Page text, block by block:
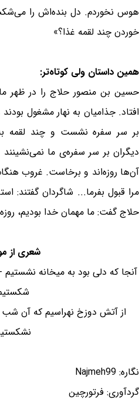
هوس نخوردم. دل بنده‌اش را
خوردن چند لقمه غذا؟»
همین داستان ولی کوتاه‌تر:
حسین بن منصور حلاج را در ظهر
افتاد. جذامیان به نهار مشغول
بر سر سفره نشست و چند لقمه
دیگران بر سر سفره‌ی ما
آن‌ها روزه‌اند و برخاست. غروب
مرا قبول بفرما... شاگردان گفتند:
حلاج گفت: ما مهمان خدا بودیم،
شعری از
آنجا که دلی بود به میخانه
از آتش دوزخ نهراسیم که آن
نگاره: Najmeh99
گردآوری: فرتورچین